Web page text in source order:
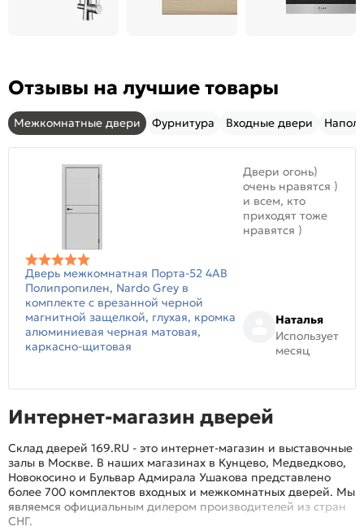
Отзывы на лучшие товары
Межкомнатные двери Фурнитура Входные двери
Дверь межкомнатная Порта-52 4AB
Полипропилен, Nardo Grey в
комплекте с врезанной черной
магнитной защелкой, глухая, кромка
алюминиевая черная матовая,
каркасно-щитовая
Двери огонь)
очень нравятся )
и всем, кто
приходят тоже
нравятся )
Наталья
Использует
месяц
Интернет-магазин дверей
Склад дверей 169.RU - это интернет-магазин и выставочные
залы в Москве. В наших магазинах в Кунцево, Медведково,
Новокосино и Бульвар Адмирала Ушакова представлено
более 700 комплектов входных и межкомнатных дверей. Мы
являемся официальным дилером производителей из стран
СНГ.